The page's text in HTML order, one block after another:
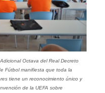
Octava del Real Decreto
Fútbol manifiesta que toda la
tiene un reconocimiento único y
de la UEFA sobre